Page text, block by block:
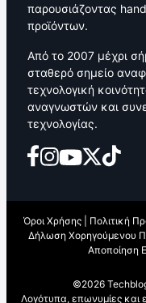
παρουσιάζοντας
προϊόντων.
Από το 2007 μέχρι
σταθερό σημείο
τεχνολογική
αναγνωστών και
τεχνολογίας.
Όροι Χρήσης Πολιτική
Δήλωση Χορηγούμενου
Αποποίηση
©2026
Λογότυπα, επωνυμίες και